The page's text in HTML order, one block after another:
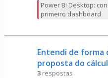
Power BI Desktop:
primeiro dashboard
Entendi de
proposta do
3 respostas